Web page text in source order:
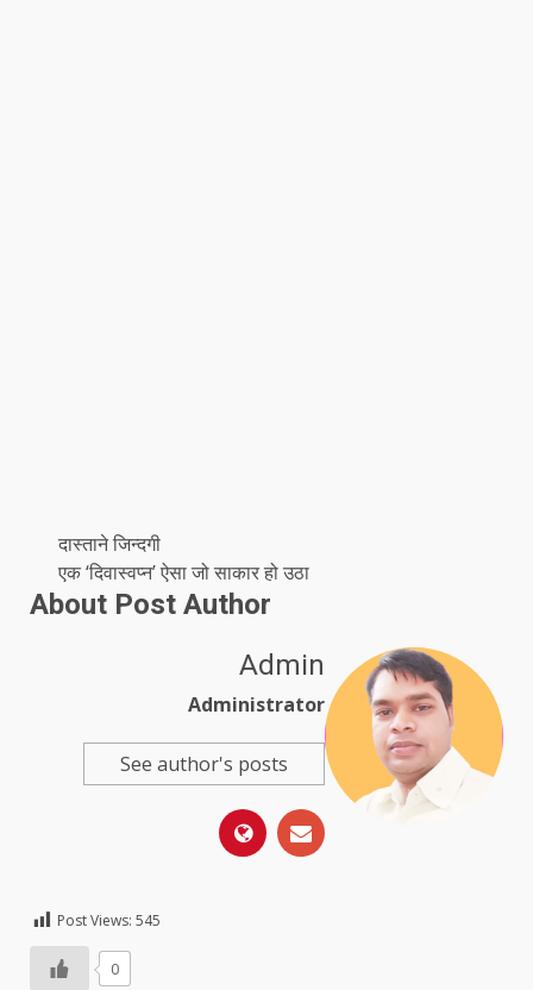
दास्ताने जिन्दगी
एक ‘दिवास्वप्न’ ऐसा जो साकार हो उठा
About Post Author
Admin
Administrator
See author's posts
Post Views: 545
0